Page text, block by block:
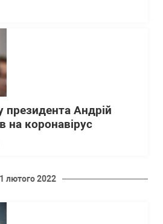
президента Андрій
на коронавірус
1 лютого 2022